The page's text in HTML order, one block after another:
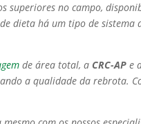
superiores no campo,
dieta há um tipo de
de área total, a CRC-AP e
a qualidade da rebrota.